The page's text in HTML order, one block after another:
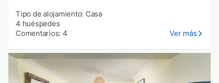
Tipo de alojamiento: Casa
4 huéspedes
Comentarios: 4
Ver más